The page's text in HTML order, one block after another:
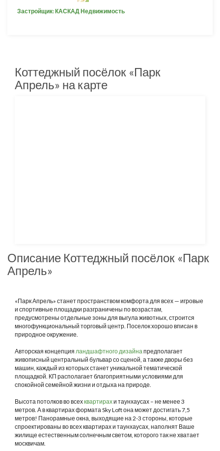
Застройщик: КАСКАД Недвижимость
Коттеджный посёлок «Парк
Апрель» на карте
Описание Коттеджный посёлок «Парк
Апрель»
«Парк Апрель» станет пространством комфорта для всех — игровые
и спортивные площадки разграничены по возрастам,
предусмотрены отдельные зоны для выгула животных, строится
многофункциональный торговый центр. Поселок хорошо вписан в
природное окружение.
Авторская концепция ландшафтного дизайнапредполагает
живописный центральный бульвар со сценой, а также дворы без
машин, каждый из которых станет уникальной тематической
площадкой. КП располагает благоприятными условиями для
спокойной семейной жизни и отдыха на природе.
Высота потолков во всехквартирахи таунхаусах – не менее 3
метров. А в квартирах формата Sky Loft она может достигать 7,5
метров! Панорамные окна, выходящие на 2-3 стороны, которые
спроектированы во всех квартирах и таунхаусах, наполнят Ваше
жилище естественным солнечным светом, которого так не хватает
москвичам.